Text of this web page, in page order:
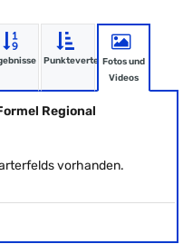
PunkteverteilungFotos und
Videos
Regional
vorhanden.